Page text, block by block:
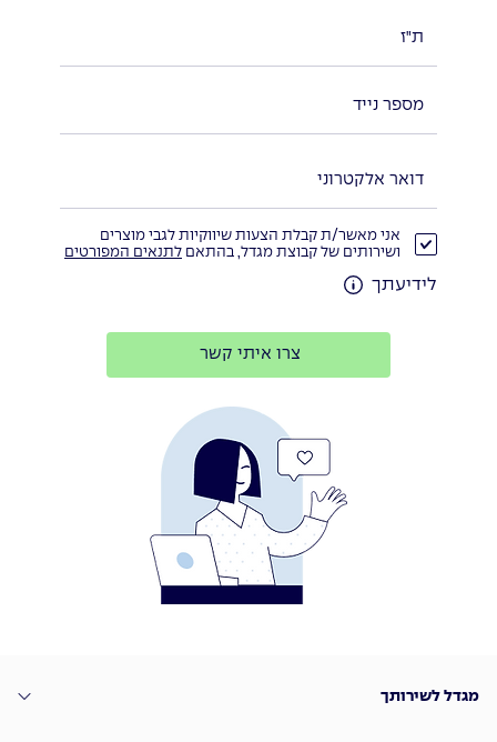
אני מאשר/ת קבלת הצעות שיווקיות לגבי מוצרים
ושירותים של קבוצת מגדל, בהתאם לתנאים המפורטים
לידיעתך
צרו איתי קשר
מגדל לשירותך